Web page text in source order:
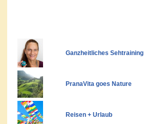
Ganzheitliches Sehtraining
PranaVita goes Nature
Reisen + Urlaub